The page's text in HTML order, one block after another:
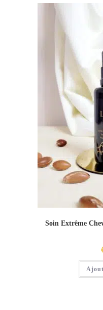
Soin Extrême